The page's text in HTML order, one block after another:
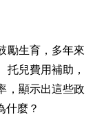
勵生育，多年來
托兒費用補助，
，顯示出這些政
什麼？